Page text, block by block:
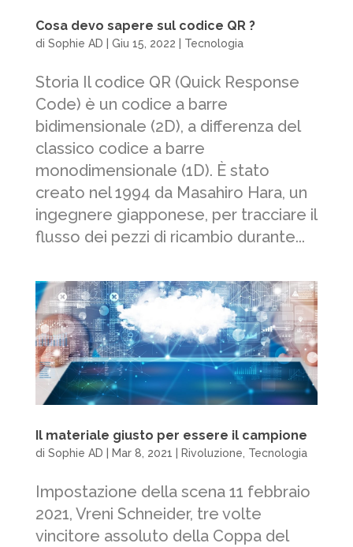
Cosa devo sapere sul codice QR ?
di Sophie AD Giu 15, 2022 Tecnologia
Storia Il codice QR (Quick Response
Code) è un codice a barre
bidimensionale (2D), a differenza del
classico codice a barre
monodimensionale (1D). È stato
creato nel 1994 da Masahiro Hara, un
ingegnere giapponese, per tracciare il
flusso dei pezzi di ricambio durante...
Il materiale giusto per essere il campione
di Sophie AD Mar 8, 2021 Rivoluzione Tecnologia
Impostazione della scena 11 febbraio
2021, Vreni Schneider, tre volte
vincitore assoluto della Coppa del